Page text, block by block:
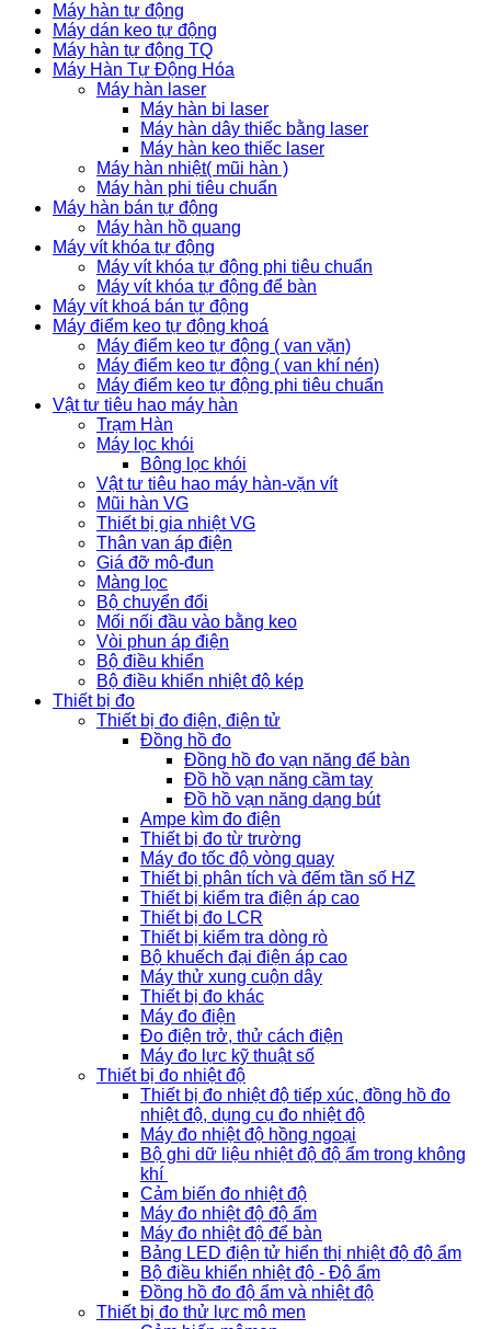
Máy hàn tự động
Máy dán keo tự động
Máy hàn tự động TQ
Máy Hàn Tự Động Hóa
Máy hàn laser
Máy hàn bi laser
Máy hàn dây thiếc bằng laser
Máy hàn keo thiếc laser
Máy hàn nhiệt( mũi hàn )
Máy hàn phi tiêu chuẩn
Máy hàn bán tự động
Máy hàn hồ quang
Máy vít khóa tự động
Máy vít khóa tự động phi tiêu chuẩn
Máy vít khóa tự động để bàn
Máy vít khoá bán tự động
Máy điểm keo tự động khoá
Máy điểm keo tự động ( van vặn)
Máy điểm keo tự động ( van khí nén)
Máy điểm keo tự động phi tiêu chuẩn
Vật tư tiêu hao máy hàn
Trạm Hàn
Máy lọc khói
Bông lọc khói
Vật tư tiêu hao máy hàn-vặn vít
Mũi hàn VG
Thiết bị gia nhiệt VG
Thân van áp điện
Giá đỡ mô-đun
Màng lọc
Bộ chuyển đổi
Mối nối đầu vào bằng keo
Vòi phun áp điện
Bộ điều khiển
Bộ điều khiển nhiệt độ kép
Thiết bị đo
Thiết bị đo điện, điện tử
Đồng hồ đo
Đồng hồ đo vạn năng để bàn
Đồ hồ vạn năng cầm tay
Đồ hồ vạn năng dạng bút
Ampe kìm đo điện
Thiết bị đo từ trường
Máy đo tốc độ vòng quay
Thiết bị phân tích và đếm tần số HZ
Thiết bị kiểm tra điện áp cao
Thiết bị đo LCR
Thiết bị kiểm tra dòng rò
Bộ khuếch đại điện áp cao
Máy thử xung cuộn dây
Thiết bị đo khác
Máy đo điện
Đo điện trở, thử cách điện
Máy đo lực kỹ thuật số
Thiết bị đo nhiệt độ
Thiết bị đo nhiệt độ tiếp xúc, đồng hồ đo
nhiệt độ, dụng cụ đo nhiệt độ
Máy đo nhiệt độ hồng ngoại
Bộ ghi dữ liệu nhiệt độ độ ẩm trong không
khí
Cảm biến đo nhiệt độ
Máy đo nhiệt độ độ ẩm
Máy đo nhiệt độ để bàn
Bảng LED điện tử hiển thị nhiệt độ độ ẩm
Bộ điều khiển nhiệt độ - Độ ẩm
Đồng hồ đo độ ẩm và nhiệt độ
Thiết bị đo thử lực mô men